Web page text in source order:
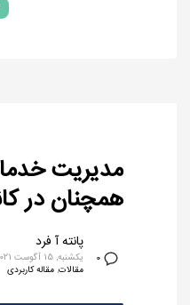
مدیریت
همچنان در
0
پانته آ فرد
یکشنبه, 15 آگوست 2021
مقالات, مقاله کاربردی